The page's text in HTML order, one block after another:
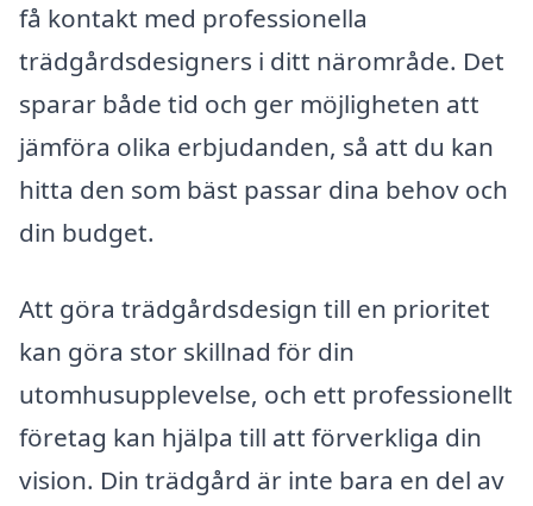
få kontakt med professionella
trädgårdsdesigners i ditt närområde. Det
sparar både tid och ger möjligheten att
jämföra olika erbjudanden, så att du kan
hitta den som bäst passar dina behov och
din budget.
Att göra trädgårdsdesign till en prioritet
kan göra stor skillnad för din
utomhusupplevelse, och ett professionellt
företag kan hjälpa till att förverkliga din
vision. Din trädgård är inte bara en del av